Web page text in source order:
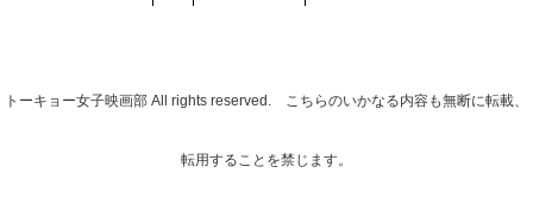
トーキョー女子映画部 All rights reserved. こちらのいかなる内容も無断に転載、
転用することを禁じます。